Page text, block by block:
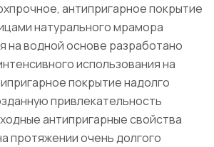
антипригарное покрытие
натурального мрамора
на водной основе разработано
использования на
покрытие надолго
привлекательность
антипригарные свойства
протяжении очень долгого